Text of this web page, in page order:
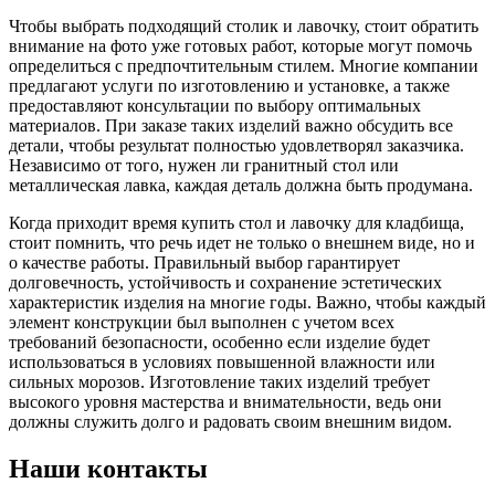
Чтобы выбрать подходящий столик и лавочку, стоит обратить
внимание на фото уже готовых работ, которые могут помочь
определиться с предпочтительным стилем. Многие компании
предлагают услуги по изготовлению и установке, а также
предоставляют консультации по выбору оптимальных
материалов. При заказе таких изделий важно обсудить все
детали, чтобы результат полностью удовлетворял заказчика.
Независимо от того, нужен ли гранитный стол или
металлическая лавка, каждая деталь должна быть продумана.
Когда приходит время купить стол и лавочку для кладбища,
стоит помнить, что речь идет не только о внешнем виде, но и
о качестве работы. Правильный выбор гарантирует
долговечность, устойчивость и сохранение эстетических
характеристик изделия на многие годы. Важно, чтобы каждый
элемент конструкции был выполнен с учетом всех
требований безопасности, особенно если изделие будет
использоваться в условиях повышенной влажности или
сильных морозов. Изготовление таких изделий требует
высокого уровня мастерства и внимательности, ведь они
должны служить долго и радовать своим внешним видом.
Наши контакты